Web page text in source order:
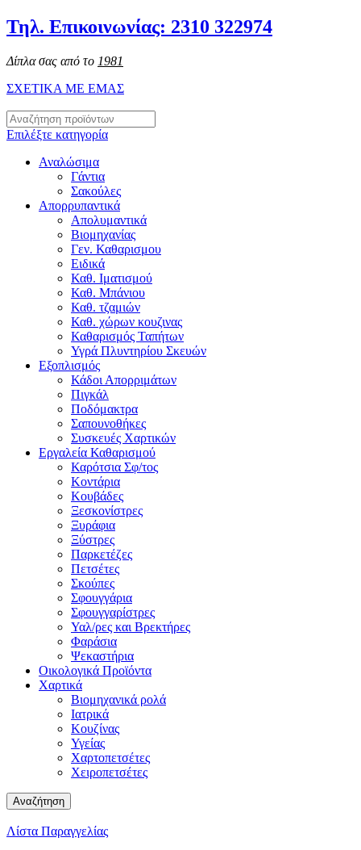
Τηλ. Επικοινωνίας: 2310 322974
Δίπλα σας από το 1981
ΣΧΕΤΙΚΑ ΜΕ ΕΜΑΣ
Επιλέξτε κατηγορία
Αναλώσιμα
Γάντια
Σακούλες
Απορρυπαντικά
Απολυμαντικά
Βιομηχανίας
Γεν. Καθαρισμου
Ειδικά
Καθ. Ιματισμού
Καθ. Μπάνιου
Καθ. τζαμιών
Καθ. χώρων κουζινας
Καθαρισμός Ταπήτων
Υγρά Πλυντηρίου Σκευών
Εξοπλισμός
Κάδοι Απορριμάτων
Πιγκάλ
Ποδόμακτρα
Σαπουνοθήκες
Συσκευές Χαρτικών
Εργαλεία Καθαρισμού
Καρότσια Σφ/τος
Κοντάρια
Κουβάδες
Ξεσκονίστρες
Ξυράφια
Ξύστρες
Παρκετέζες
Πετσέτες
Σκούπες
Σφουγγάρια
Σφουγγαρίστρες
Υαλ/ρες και Βρεκτήρες
Φαράσια
Ψεκαστήρια
Οικολογικά Προϊόντα
Χαρτικά
Βιομηχανικά ρολά
Ιατρικά
Κουζίνας
Υγείας
Χαρτοπετσέτες
Χειροπετσέτες
Αναζήτηση
Λίστα Παραγγελίας